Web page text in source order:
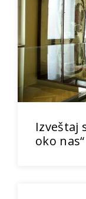
Izveštaj
oko nas“